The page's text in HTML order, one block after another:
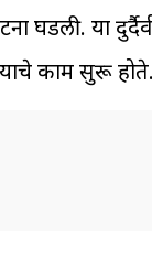
घडली. या
काम सुरू